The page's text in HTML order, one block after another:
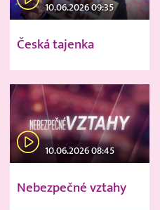
10.06.2026 09:35
Česká tajenka
10.06.2026 08:45
Nebezpečné vztahy